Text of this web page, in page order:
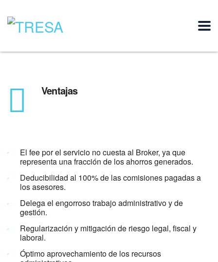
Ventajas
El fee por el servicio no cuesta al Broker, ya que
representa una fracción de los ahorros generados.
Deducibilidad al 100% de las comisiones pagadas a
los asesores.
Delega el engorroso trabajo administrativo y de
gestión.
Regularización y mitigación de riesgo legal, fiscal y
laboral.
Óptimo aprovechamiento de los recursos